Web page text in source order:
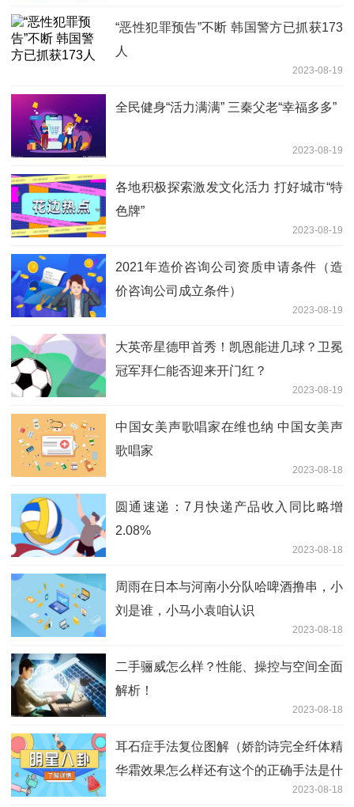
“恶性犯罪预告”不断 韩国警方已抓获173
人
2023-08-19
全民健身“活力满满” 三秦父老“幸福多多”
2023-08-19
各地积极探索激发文化活力 打好城市“特
色牌”
2023-08-19
2021年造价咨询公司资质申请条件（造
价咨询公司成立条件）
2023-08-19
大英帝星德甲首秀！凯恩能进几球？卫冕
冠军拜仁能否迎来开门红？
2023-08-19
中国女美声歌唱家在维也纳 中国女美声
歌唱家
2023-08-18
圆通速递：7月快递产品收入同比略增
2.08%
2023-08-18
周雨在日本与河南小分队哈啤酒撸串，小
刘是谁，小马小袁咱认识
2023-08-18
二手骊威怎么样？性能、操控与空间全面
解析！
2023-08-18
耳石症手法复位图解（娇韵诗完全纤体精
华霜效果怎么样还有这个的正确手法是什
2023-08-18